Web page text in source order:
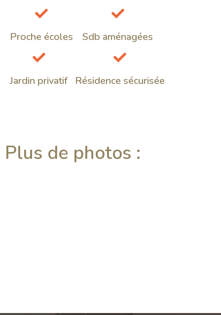
Proche écoles Sdb aménagées
Jardin privatif Résidence sécurisée
Plus de photos :